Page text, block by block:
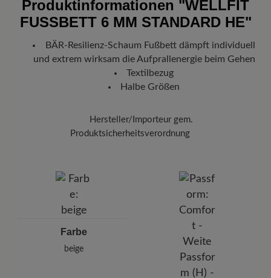
hinzugefügt – unabhängig vom Bestellwert.
Freuen Sie sich auf Ihr Paket!Sobald Ihre Bestellung unser Lager in
Mit der beigefügten Sendungsnummer können Sie genau
nachverfolgen, wo sich Ihr neues BÄR Lieblingsstück gerade
Produktinformationen "WELLFIT
FUSSBETT 6 MM STANDARD HE"
BÄR-Resilienz-Schaum Fußbett dämpft individuell
und extrem wirksam die Aufprallenergie beim Gehen
Textilbezug
Halbe Größen
Hersteller/Importeur gem.
Produktsicherheitsverordnung
Pleidelsheimer Str. 15/1, 74321 Bietigheim-Bissingen,
E-Mail:
kundenbetreuung@baer-schuhe.ch
Farbe
beige